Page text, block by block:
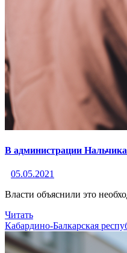
В администрации
05.05.2021
Власти объяснили это
Читать
Кабардино-Балкарская